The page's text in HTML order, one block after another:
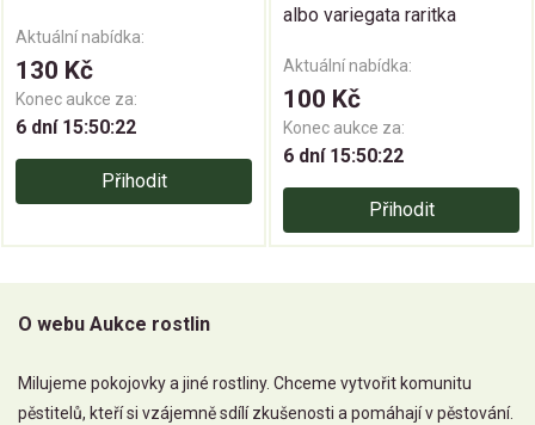
Aktuální nabídka:
130 Kč
Konec aukce za:
6 dní 15:50:21
Přihodit
albo variegata raritka
Aktuální nabídka:
100 Kč
Konec aukce za:
6 dní 15:50:21
Přihodit
O webu Aukce rostlin
Milujeme pokojovky a jiné rostliny. Chceme vytvořit komunitu
pěstitelů, kteří si vzájemně sdílí zkušenosti a pomáhají v pěstování.